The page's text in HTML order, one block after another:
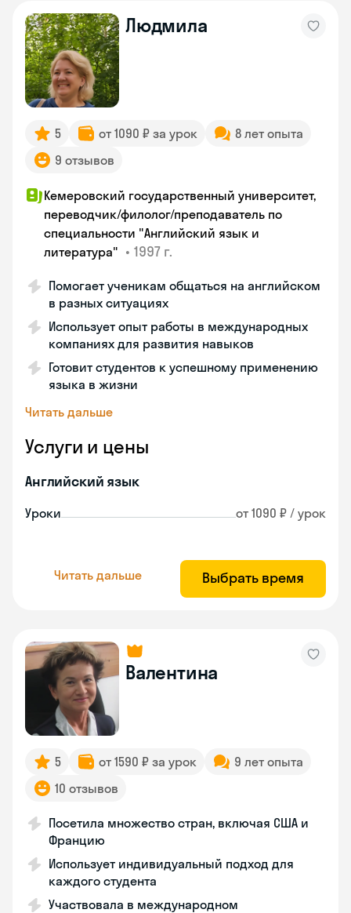
Людмила
5 от 1090 ₽ за урок
8 лет опыта
9 отзывов
Кемеровский государственный университет,
переводчик/филолог/преподаватель по
специальности "Английский язык и
литература" • 1997 г.
Помогает ученикам общаться на английском
в разных ситуациях
Использует опыт работы в международных
компаниях для развития навыков
Готовит студентов к успешному применению
языка в жизни
Читать дальше
Услуги и цены
Английский язык
Уроки от 1090 ₽ / урок
Читать дальше Выбрать время
Валентина
5 от 1590 ₽ за урок
9 лет опыта
10 отзывов
Посетила множество стран, включая США и
Францию
Использует индивидуальный подход для
каждого студента
Участвовала в международном